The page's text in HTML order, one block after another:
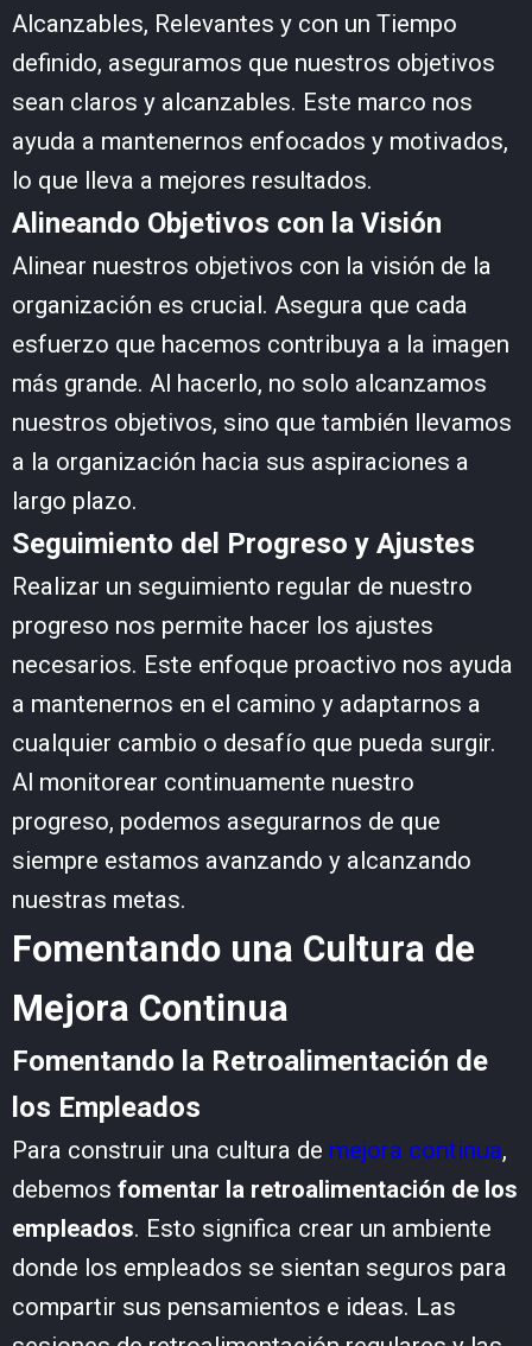
Alcanzables, Relevantes y con un Tiempo
definido, aseguramos que nuestros objetivos
sean claros y alcanzables. Este marco nos
ayuda a mantenernos enfocados y motivados,
lo que lleva a mejores resultados.
Alineando Objetivos con la Visión
Alinear nuestros objetivos con la visión de la
organización es crucial. Asegura que cada
esfuerzo que hacemos contribuya a la imagen
más grande. Al hacerlo, no solo alcanzamos
nuestros objetivos, sino que también llevamos
a la organización hacia sus aspiraciones a
largo plazo.
Seguimiento del Progreso y Ajustes
Realizar un seguimiento regular de nuestro
progreso nos permite hacer los ajustes
necesarios. Este enfoque proactivo nos ayuda
a mantenernos en el camino y adaptarnos a
cualquier cambio o desafío que pueda surgir.
Al monitorear continuamente nuestro
progreso, podemos asegurarnos de que
siempre estamos avanzando y alcanzando
nuestras metas.
Fomentando una Cultura de
Mejora Continua
Fomentando la Retroalimentación de
los Empleados
Para construir una cultura de mejora continua,
debemos fomentar la retroalimentación de los
empleados. Esto significa crear un ambiente
donde los empleados se sientan seguros para
compartir sus pensamientos e ideas. Las